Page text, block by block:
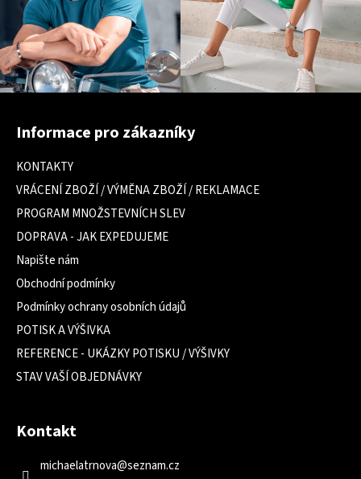
Z
Informace pro zákazníky
KONTAKTY
VRÁCENÍ ZBOŽÍ / VÝMĚNA ZBOŽÍ / REKLAMACE
PROGRAM MNOŽSTEVNÍCH SLEV
DOPRAVA - JAK EXPEDUJEME
Napište nám
Obchodní podmínky
Podmínky ochrany osobních údajů
POTISK A VÝŠIVKA
REFERENCE - UKÁZKY POTISKU / VÝŠIVKY
STAV VAŠÍ OBJEDNÁVKY
Kontakt
michaelatrnova@seznam.cz